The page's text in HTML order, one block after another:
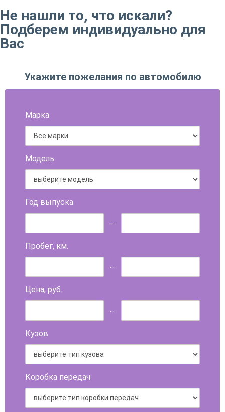
Не нашли то, что искали?
Подберем индивидуально для
Вас
Укажите пожелания по автомобилю
Марка
Модель
Год выпуска
...
Пробег, км.
...
Цена, руб.
...
Кузов
Коробка передач